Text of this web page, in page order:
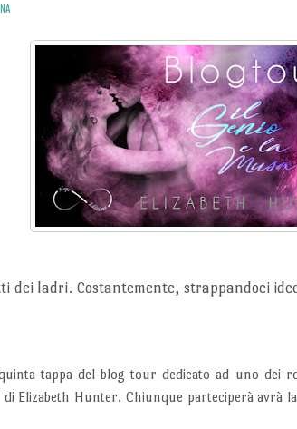
dei ladri. Costantemente, strappandoci
tappa del blog tour dedicato ad uno dei
di Elizabeth Hunter. Chiunque parteciperà avrà